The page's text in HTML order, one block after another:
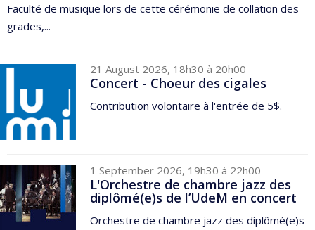
Faculté de musique lors de cette cérémonie de collation des
grades,...
21 August 2026, 18h30 à 20h00
Concert - Choeur des cigales
Contribution volontaire à l'entrée de 5$.
1 September 2026, 19h30 à 22h00
L'Orchestre de chambre jazz des
diplômé(e)s de l’UdeM en concert
Orchestre de chambre jazz des diplômé(e)s